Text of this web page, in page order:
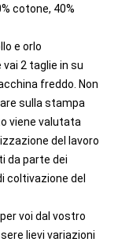
cotone, 40%
e orlo
2 taglie in su
freddo. Non
sulla stampa
viene valutata
del lavoro
da parte dei
coltivazione del
voi dal vostro
lievi variazioni